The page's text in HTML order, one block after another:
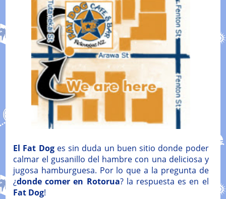
El Fat Doges sin duda un buen sitio donde poder
calmar el gusanillo del hambre con una deliciosa y
jugosa hamburguesa. Por lo que a la pregunta de
¿donde comer en Rotorua? la respuesta es en el
Fat Dog!